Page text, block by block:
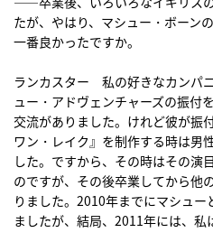
たが、やはり、マシュー・ボーン
一番良かったですか。
ランカスター 私の好きなカンパ
ュー・アドヴェンチャーズの振付
交流がありました。けれど彼が振
ワン・レイク』を制作する時は男
した。ですから、その時はその演
のですが、その後卒業してから他
りました。2010年までにマシュ
ましたが、結局、2011年には、私